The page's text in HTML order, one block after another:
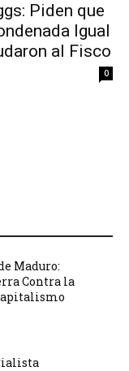
Piden que
Igual
al Fisco
0
Maduro:
Contra la